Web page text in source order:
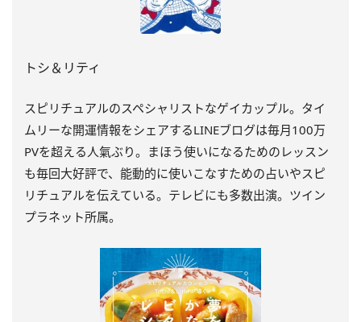
トシ＆リティ
スピリチュアルのスペシャリストなゲイカップル。タイ
ムリーな開運情報をシェアするLINEブログは毎月100万
PVを超える人氣ぶり。まほう使いになるためのレッスン
も毎回大好評で、能動的に使いこなすための占いやスピ
リチュアルを伝えている。テレビにも多数出演。ツイン
プラネット所属。